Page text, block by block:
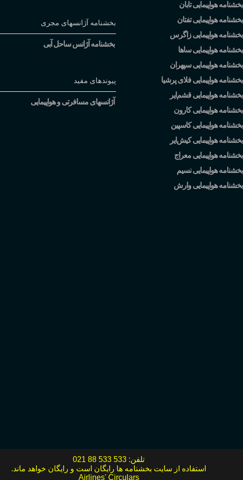
بخشنامه هواپیمایی تابان
بخشنامه هواپیمایی تفتان
بخشنامه هواپیمایی زاگرس
بخشنامه هواپیمایی ساها
بخشنامه هواپیمایی سپهران
بخشنامه هواپیمایی فلای پرشیا
بخشنامه هواپیمایی قشمایر
بخشنامه هواپیمایی کارون
بخشنامه هواپیمایی کاسپین
بخشنامه هواپیمایی کیشایر
بخشنامه هواپیمایی معراج
بخشنامه هواپیمایی نسیم
بخشنامه هواپیمایی وارش
بخشنامه آژانسهای مجری
بخشنامه آژانس ساحل آبی
پیوندهای مفید
آژانسهای مسافرتی و هواپیمایی
تلفن: 021 88 533 533
استفاده از سایت بخشنامه ها رایگان است و رایگان خواهد ماند.
Airlines' Circulars